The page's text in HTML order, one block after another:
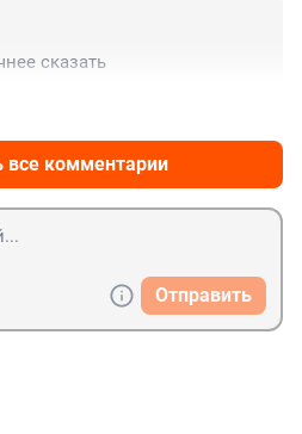
сказать
все комментарии
Отправить